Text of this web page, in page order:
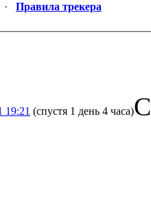
· Правила трекера
19:21 (спустя 1 день 4 часа)